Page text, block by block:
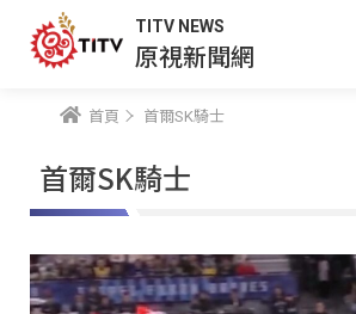
TITV NEWS
原視新聞網
首頁 首爾SK騎士
首爾SK騎士